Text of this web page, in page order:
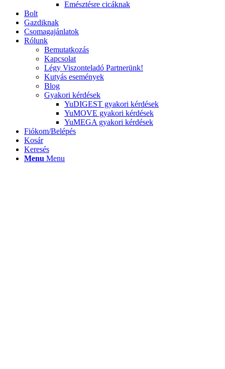
Emésztésre cicáknak
Bolt
Gazdiknak
Csomagajánlatok
Rólunk
Bemutatkozás
Kapcsolat
Légy Viszonteladó Partnerünk!
Kutyás események
Blog
Gyakori kérdések
YuDIGEST gyakori kérdések
YuMOVE gyakori kérdések
YuMEGA gyakori kérdések
Fiókom/Belépés
Kosár
Keresés
Menu Menu